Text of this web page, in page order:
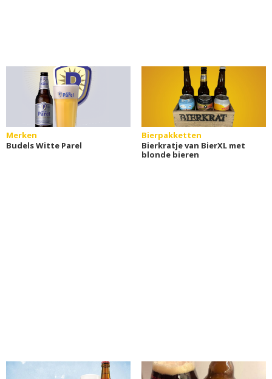
Merken
Budels Witte Parel
Bierpakketten
Bierkratje van BierXL met
blonde bieren